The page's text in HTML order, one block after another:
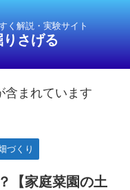
く解説・実験サイト
さげる
含まれています
づくり
【家庭菜園の土